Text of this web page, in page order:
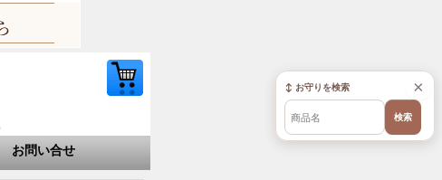
お問い合せ
×
↕ お守りを検索
検索